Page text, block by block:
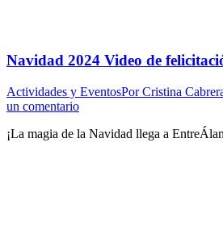
Navidad 2024 Video de
Actividades y EventosPorCristina
un comentario
¡La magia de la Navidad llega a